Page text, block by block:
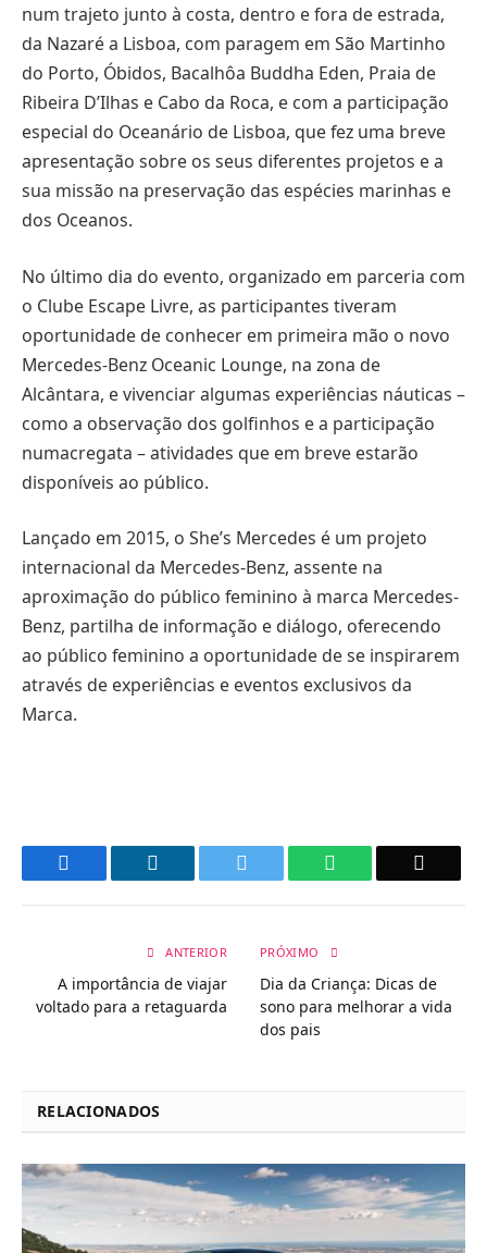
num trajeto junto à costa, dentro e fora de estrada,
da Nazaré a Lisboa, com paragem em São Martinho
do Porto, Óbidos, Bacalhôa Buddha Eden, Praia de
Ribeira D’Ilhas e Cabo da Roca, e com a participação
especial do Oceanário de Lisboa, que fez uma breve
apresentação sobre os seus diferentes projetos e a
sua missão na preservação das espécies marinhas e
dos Oceanos.
No último dia do evento, organizado em parceria com
o Clube Escape Livre, as participantes tiveram
oportunidade de conhecer em primeira mão o novo
Mercedes-Benz Oceanic Lounge, na zona de
Alcântara, e vivenciar algumas experiências náuticas –
como a observação dos golfinhos e a participação
numacregata – atividades que em breve estarão
disponíveis ao público.
Lançado em 2015, o She’s Mercedes é um projeto
internacional da Mercedes-Benz, assente na
aproximação do público feminino à marca Mercedes-
Benz, partilha de informação e diálogo, oferecendo
ao público feminino a oportunidade de se inspirarem
através de experiências e eventos exclusivos da
Marca.
WhatsApp
ANTERIOR
A importância de viajar
voltado para a retaguarda
PRÓXIMO
Dia da Criança: Dicas de
sono para melhorar a vida
dos pais
RELACIONADOS